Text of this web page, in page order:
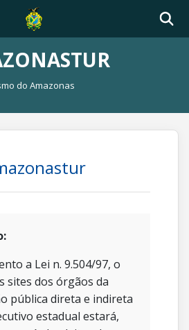
do Amazonas
a Lei n. 9.504/97, o
sites dos órgãos da
pública direta e indireta
estadual estará,